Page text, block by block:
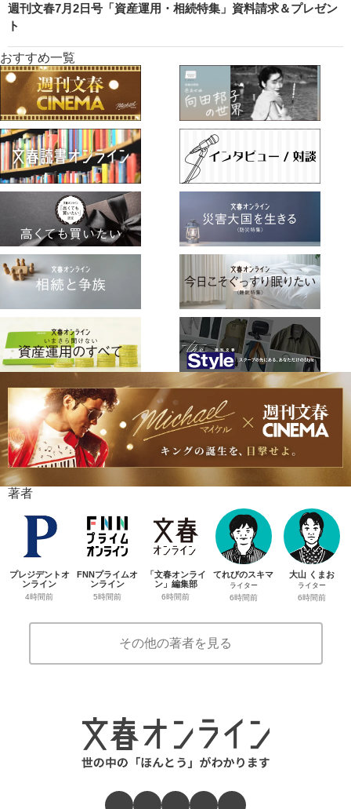
週刊文春7月2日号「資産運用・相続特集」資料請求＆プレゼン
ト
おすすめ一覧
著者
プレジデントオ
ンライン
4時間前
FNNプライムオ
ンライン
5時間前
「文春オンライ
ン」編集部
6時間前
てれびのスキマ
ライター
6時間前
大山 くまお
ライター
6時間前
その他の著者を見る